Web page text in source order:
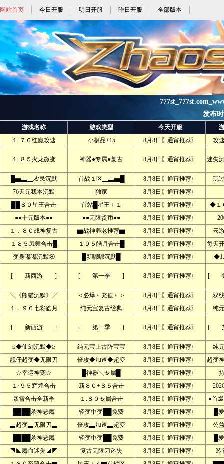
网站首页 今日开服 明日开服 昨日开服 全部版本
发布
游戏名称 游戏类型 今天开服
１·７６红魔攻速
小极品+15 8月8日〖通宵推荐〗 攻
１·８５火龙微变 神器●专属●复古 8月8日〖通宵推荐〗 迷失
█▅▃▁农民沉默 首战１区▁▃▅█ 8月8日〖通宵推荐〗
玩
76天元我本沉默
独家
8月8日〖通宵推荐〗
██８０星王合击
首站█星王＋１ 8月8日〖通宵推荐〗
◆１
●●十元版本●●
●●无限货币●● 8月8日〖通宵推荐〗
１．８０战神复古
▆战神养老推荐▆ 8月8日〖通宵推荐〗
云
１８５凤舞合击█
１９５皓月合击█ 8月8日〖通宵推荐〗
每天
变身嘟嘟沉默⑧
█新嘟嘟沉默█ 8月8日〖通宵推荐〗
[ 新西游 ] [ 第一季 ] 8月8日〖通宵推荐〗 [
╲《熊猫沉默》╱ ＜必爆〃充值〃＞ 8月8日〖通宵推荐〗
双
１．９６七彩皓月
纯元宝复古经典 8月8日〖通宵推荐〗 纯
[ 新西游 ] [ 第一季 ] 8月8日〖通宵推荐〗 [
≤◆仙剑沉默◆≥ 纯元宝上古阵宝宝 8月8日〖通宵推荐〗
纯
靓仔超变◆无限刀
倍攻◆加速◆超变 8月8日〖通宵推荐〗
超变
☆幸运神宠☆
█神器╲专属█ 8月8日〖通宵推荐〗
１·９５辉煌合击
新８０+８５合击 8月8日〖通宵推荐〗
暴雪合击全新季
１.８０专属合击 8月8日〖通宵推荐〗
●首
████杀神恶魔
轻变中变██免费 8月8日〖通宵推荐〗
█
▃超变▃无限刀▃
倍攻▃加速▃超变 8月8日〖通宵推荐〗
公
████杀神恶魔
轻变中变██免费 8月8日〖通宵推荐〗
█
◥◣魔血迷失◢◤
复古无限刀迷失 8月8日〖通宵推荐〗
装